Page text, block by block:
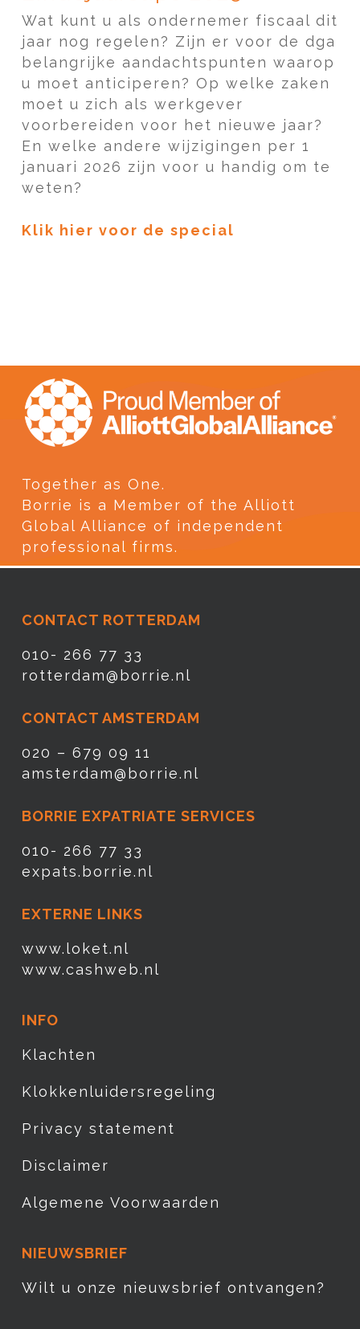
Wat kunt u als ondernemer fiscaal dit
jaar nog regelen? Zijn er voor de dga
belangrijke aandachtspunten waarop
u moet anticiperen? Op welke zaken
moet u zich als werkgever
voorbereiden voor het nieuwe jaar?
En welke andere wijzigingen per 1
januari 2026 zijn voor u handig om te
weten?
Klik hier voor de special
Together as One.
Borrie is a Member of the Alliott
Global Alliance of independent
professional firms.
CONTACT ROTTERDAM
010- 266 77 33
rotterdam@borrie.nl
CONTACT AMSTERDAM
020 – 679 09 11
amsterdam@borrie.nl
BORRIE EXPATRIATE SERVICES
010- 266 77 33
expats.borrie.nl
EXTERNE LINKS
www.loket.nl
www.cashweb.nl
INFO
Klachten
Klokkenluidersregeling
Privacy statement
Disclaimer
Algemene Voorwaarden
NIEUWSBRIEF
Wilt u onze nieuwsbrief ontvangen?